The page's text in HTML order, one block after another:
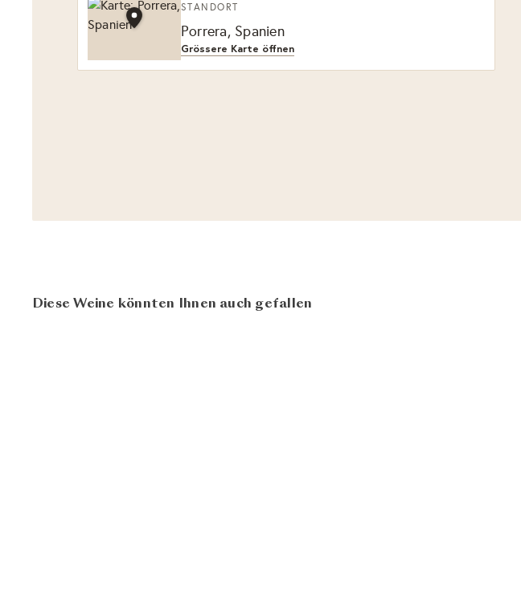
STANDORT
Porrera, Spanien
Grössere Karte öffnen
Diese Weine könnten Ihnen auch gefallen